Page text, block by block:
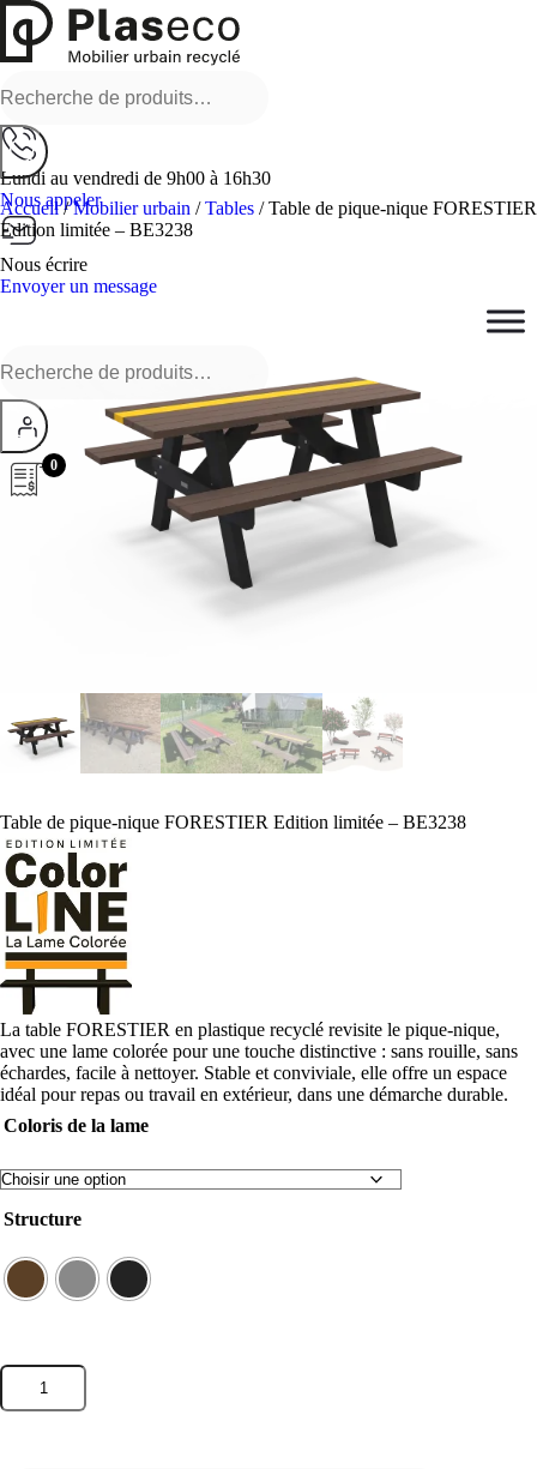
pour :
Lundi au vendredi de 9h00 à 16h30
Nous appeler
Nous écrire
Envoyer un message
pour :
0
Accueil/Mobilier urbain /Tables / Table de pique-nique FORESTIER
Edition limitée – BE3238
Table de pique-nique FORESTIER Edition limitée – BE3238
La table FORESTIER en plastique recyclé revisite le pique-nique,
avec une lame colorée pour une touche distinctive : sans rouille, sans
échardes, facile à nettoyer. Stable et conviviale, elle offre un espace
idéal pour repas ou travail en extérieur, dans une démarche durable.
Coloris de la lame
Structure
quantité
Table